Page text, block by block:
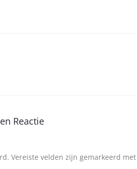
Reactie
Vereiste velden zijn gemarkeerd met